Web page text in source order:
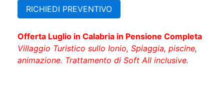
RICHIEDI PREVENTIVO
Offerta Luglio in Calabria in Pensione Completa
Villaggio Turistico sullo Ionio, Spiaggia, piscine,
animazione. Trattamento di Soft All inclusive.